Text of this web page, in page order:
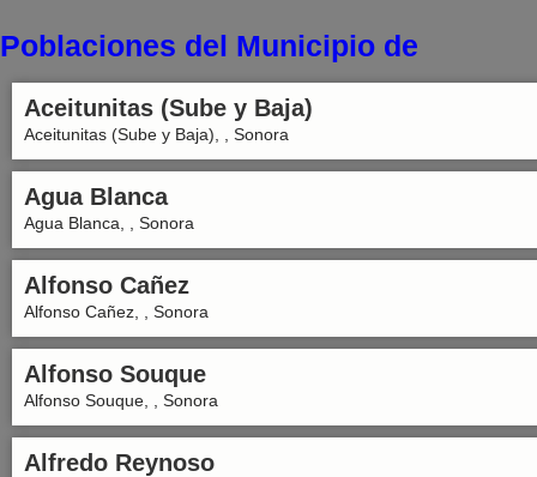
Poblaciones del Municipio de
Aceitunitas (Sube y Baja)
Aceitunitas (Sube y Baja), , Sonora
Agua Blanca
Agua Blanca, , Sonora
Alfonso Cañez
Alfonso Cañez, , Sonora
Alfonso Souque
Alfonso Souque, , Sonora
Alfredo Reynoso